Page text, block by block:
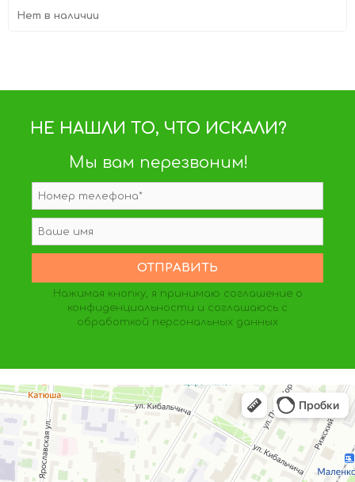
Нет в наличии
НЕ НАШЛИ ТО, ЧТО ИСКАЛИ?
Мы вам перезвоним!
Нажимая кнопку, я принимаю соглашение о
конфиденциальности и соглашаюсь с
обработкой персональных данных